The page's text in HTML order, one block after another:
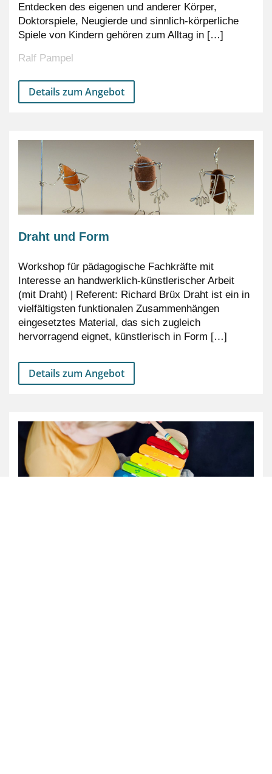
Entdecken des eigenen und anderer Körper,
Doktorspiele, Neugierde und sinnlich-körperliche
Spiele von Kindern gehören zum Alltag in […]
Ralf Pampel
Details zum Angebot
Draht und Form
Workshop für pädagogische Fachkräfte mit
Interesse an handwerklich-künstlerischer Arbeit
(mit Draht) | Referent: Richard Brüx Draht ist ein in
vielfältigsten funktionalen Zusammenhängen
eingesetztes Material, das sich zugleich
hervorragend eignet, künstlerisch in Form […]
Details zum Angebot